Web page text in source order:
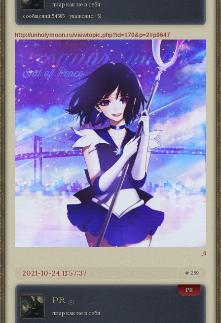
пиар как не в себя
сообщений:54585 уважение:+51
http://unholymoon.ru/viewtopic.php?id=170&p=2#p9647
0
289
2021-10-24 11:57:37
PR
PR
пиар как не в себя